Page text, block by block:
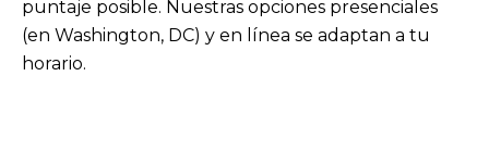
puntaje posible. Nuestras opciones presenciales
(en Washington, DC) y en línea se adaptan a tu
horario.